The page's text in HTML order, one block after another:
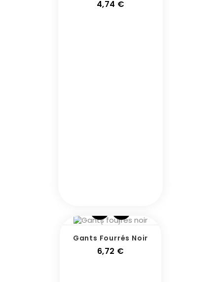
4,74 €
Gants Fourrés Noir
6,72 €